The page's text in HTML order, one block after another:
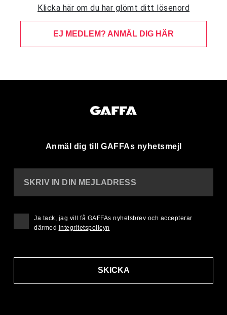
Klicka här om du har glömt ditt lösenord
EJ MEDLEM? ANMÄL DIG HÄR
Anmäl dig till GAFFAs nyhetsmejl
SKRIV IN DIN MEJLADRESS
SKICKA
Ja tack, jag vill få GAFFAs nyhetsbrev och accepterar
därmed integritetspolicyn